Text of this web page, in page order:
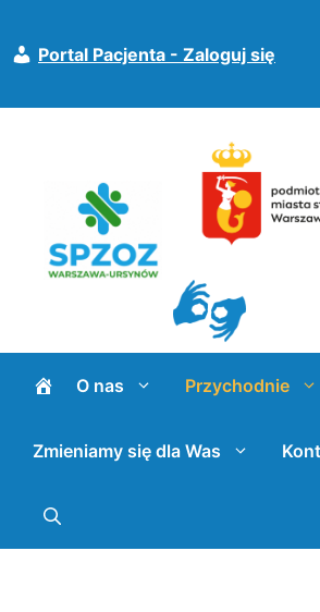
treści
Portal Pacjenta - Zaloguj się
O nas Przychodnie
Zmieniamy się dla Was